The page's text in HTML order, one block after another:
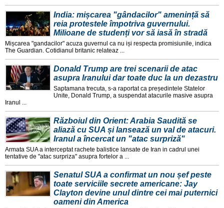
India: mișcarea "gândacilor" amenință să
reia protestele împotriva guvernului.
Milioane de studenți vor să iasă în stradă
Mișcarea "gandacilor" acuza guvernul ca nu iși respecta promisiunile, indica
The Guardian. Cotidianul britanic relateaz ...
Donald Trump are trei scenarii de atac
asupra Iranului dar toate duc la un dezastru
Saptamana trecuta, s-a raportat ca președintele Statelor
Unite, Donald Trump, a suspendat atacurile masive asupra
Iranul ...
Războiul din Orient: Arabia Saudită se
aliază cu SUA și lansează un val de atacuri.
Iranul a încercat un "atac surpriză"
Armata SUA a interceptat rachete balistice lansate de Iran in cadrul unei
tentative de "atac surpriza" asupra fortelor a ...
Senatul SUA a confirmat un nou șef peste
toate serviciile secrete americane: Jay
Clayton devine unul dintre cei mai puternici
oameni din America